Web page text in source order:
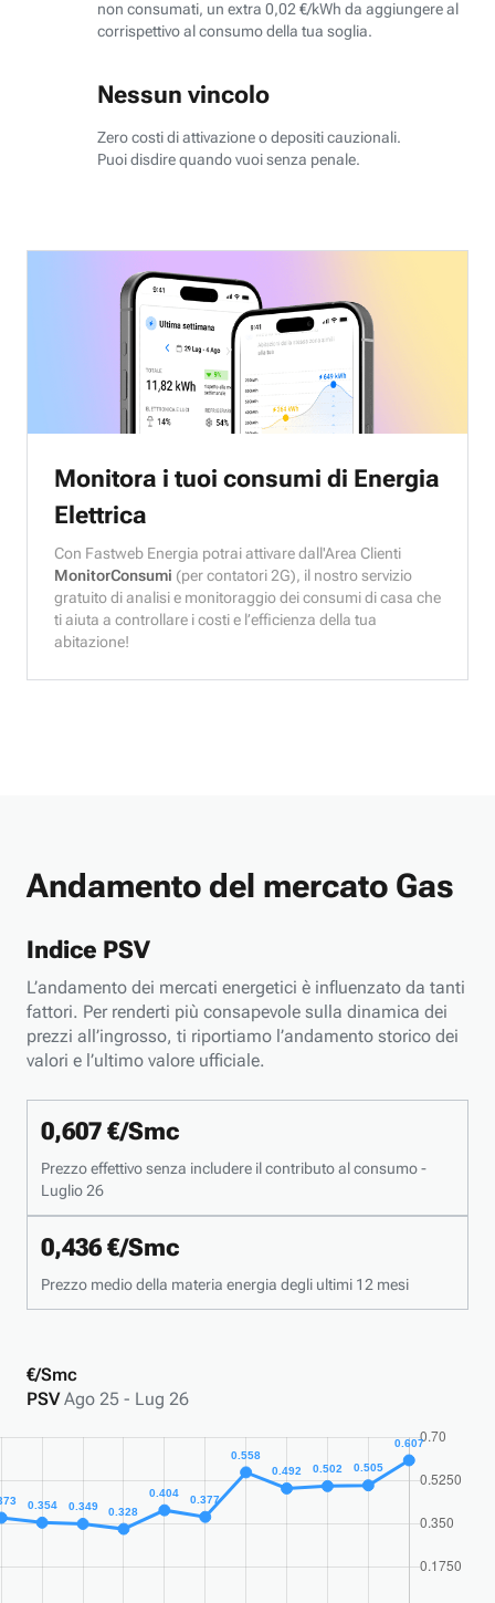
non consumati, un extra 0,02 €/kWh da aggiungere al
corrispettivo al consumo della tua soglia.
Nessun vincolo
Zero costi di attivazione o depositi cauzionali.
Puoi disdire quando vuoi senza penale.
Monitora i tuoi consumi di Energia
Elettrica
Con Fastweb Energia potrai attivare dall'Area Clienti
MonitorConsumi (per contatori 2G), il nostro servizio
gratuito di analisi e monitoraggio dei consumi di casa che
ti aiuta a controllare i costi e l’efficienza della tua
abitazione!
Andamento del mercato Gas
Indice PSV
L’andamento dei mercati energetici è influenzato da tanti
fattori. Per renderti più consapevole sulla dinamica dei
prezzi all’ingrosso, ti riportiamo l’andamento storico dei
valori e l’ultimo valore ufficiale.
0,607 €/Smc
Prezzo effettivo senza includere il contributo al consumo -
Luglio 26
0,436 €/Smc
Prezzo medio della materia energia degli ultimi 12 mesi
€/Smc
PSV Ago 25 - Lug 26